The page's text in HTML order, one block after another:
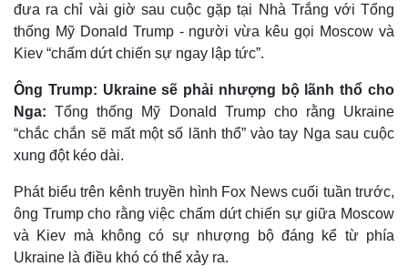
Kinh tế
Bất động sản
Thị trường
Giá vàng
đưa ra chỉ vài giờ sau cuộc gặp tại Nhà Trắng với Tổng
thống Mỹ Donald Trump - người vừa kêu gọi Moscow và
Kiev “chấm dứt chiến sự ngay lập tức”.
Ông Trump: Ukraine sẽ phải nhượng bộ lãnh thổ cho
Nga: Tổng thống Mỹ Donald Trump cho rằng Ukraine
“chắc chắn sẽ mất một số lãnh thổ” vào tay Nga sau cuộc
xung đột kéo dài.
Phát biểu trên kênh truyền hình Fox News cuối tuần trước,
ông Trump cho rằng việc chấm dứt chiến sự giữa Moscow
và Kiev mà không có sự nhượng bộ đáng kể từ phía
Ukraine là điều khó có thể xảy ra.